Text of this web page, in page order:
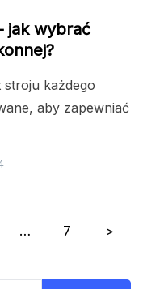
jak wybrać
każdego
aby zapewniać
… 7 >